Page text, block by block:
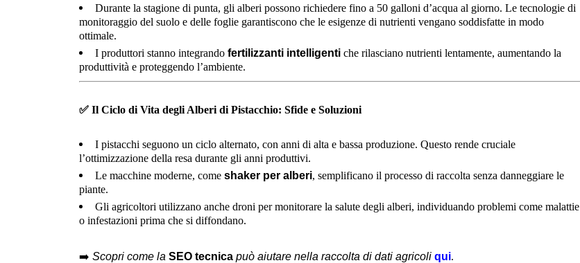
Durante la stagione di punta, gli alberi possono richiedere fino a 50 galloni d’acqua al giorno. Le tecnologie di
monitoraggio del suolo e delle foglie garantiscono che le esigenze di nutrienti vengano soddisfatte in modo
ottimale.
I produttori stanno integrando fertilizzanti intelligentiche rilasciano nutrienti lentamente, aumentando la
produttività e proteggendo l’ambiente.
✅Il Ciclo di Vita degli Alberi di Pistacchio: Sfide e Soluzioni
I pistacchi seguono un ciclo alternato, con anni di alta e bassa produzione. Questo rende cruciale
l’ottimizzazione della resa durante gli anni produttivi.
Le macchine moderne, come shaker per alberi, semplificano il processo di raccolta senza danneggiare le
piante.
Gli agricoltori utilizzano anche droni per monitorare la salute degli alberi, individuando problemi come malattie
o infestazioni prima che si diffondano.
➡️ Scopri come la SEO tecnica può aiutare nella raccolta di dati agricoli qui.